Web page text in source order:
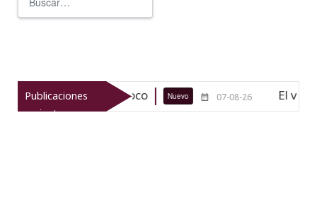
Publicaciones
recientes
de Texcoco Nuevo 07-08-26 El viaje del